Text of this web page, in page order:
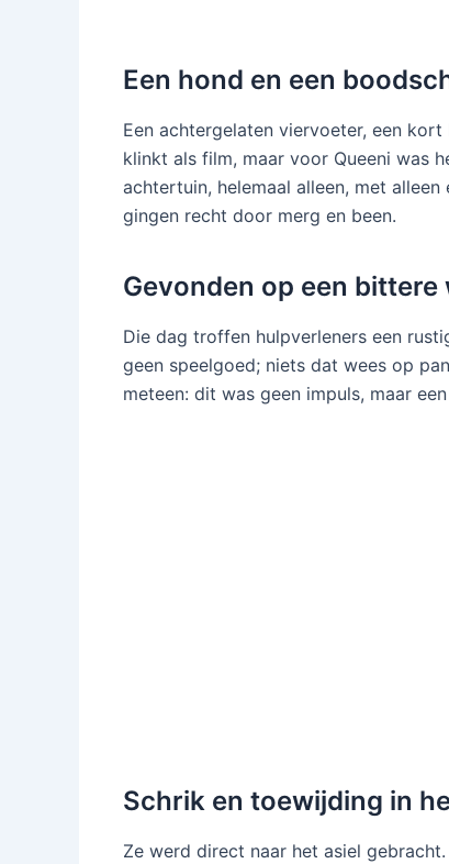
Een hond en een
Een achtergelaten viervoeter, een
klinkt als film, maar voor Queeni was
achtertuin, helemaal alleen, met
gingen recht door merg en been.
Gevonden op een bittere
Die dag troffen hulpverleners een
geen speelgoed; niets dat wees op
meteen: dit was geen impuls, maar
Schrik en toewijding in
Ze werd direct naar het asiel